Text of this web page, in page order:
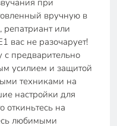
вручную в
или
вас не разочарует!
с предварительно
усилием и защитой
техниками на
настройки для
откиньтесь на
любимыми